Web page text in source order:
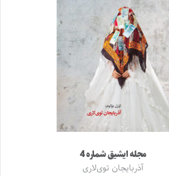
مجله ایشیق شماره 4
آذربایجان توی‌لاری